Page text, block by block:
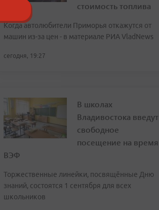
стоимость топлива
Когда автолюбители Приморья откажутся от
машин из-за цен - в материале РИА VladNews
сегодня, 19:27
В школах
Владивостока введут
свободное
посещение на время
ВЭФ
Торжественные линейки, посвящённые Дню
знаний, состоятся 1 сентября для всех
школьников